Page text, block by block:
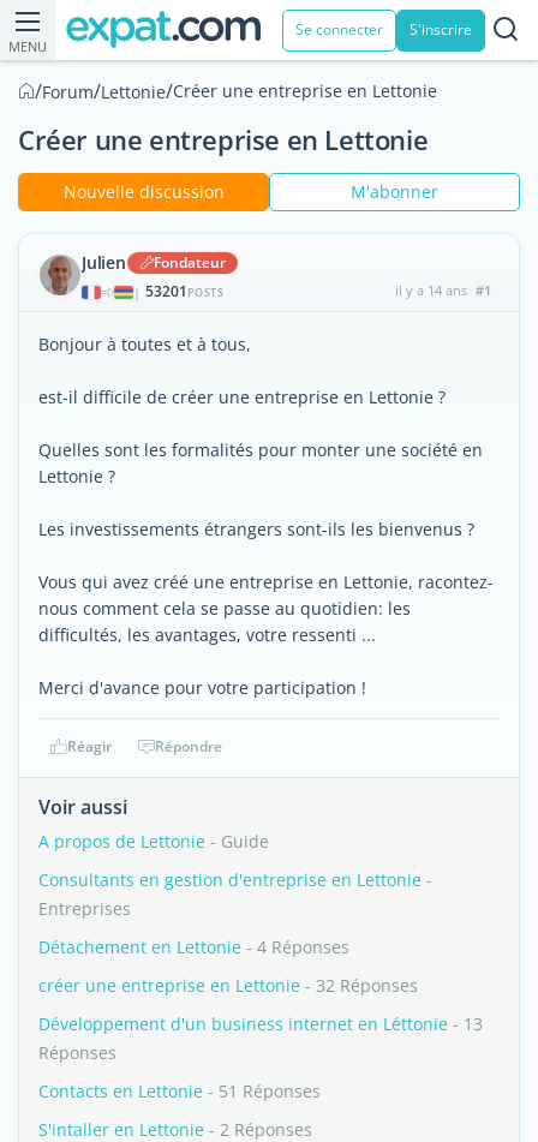
MENU
Se connecter S'inscrire
/Forum/Lettonie/Créer une entreprise en Lettonie
Créer une entreprise en Lettonie
Nouvelle discussion M'abonner
Julien Fondateur
| 53201 POSTS il y a 14 ans #1
Bonjour à toutes et à tous,
est-il difficile de créer une entreprise en Lettonie ?
Quelles sont les formalités pour monter une société en
Lettonie ?
Les investissements étrangers sont-ils les bienvenus ?
Vous qui avez créé une entreprise en Lettonie, racontez-
nous comment cela se passe au quotidien: les
difficultés, les avantages, votre ressenti ...
Merci d'avance pour votre participation !
Réagir Répondre
Voir aussi
A propos de Lettonie - Guide
Consultants en gestion d'entreprise en Lettonie -
Entreprises
Détachement en Lettonie - 4 Réponses
créer une entreprise en Lettonie - 32 Réponses
Développement d'un business internet en Léttonie - 13
Réponses
Contacts en Lettonie - 51 Réponses
S'intaller en Lettonie - 2 Réponses